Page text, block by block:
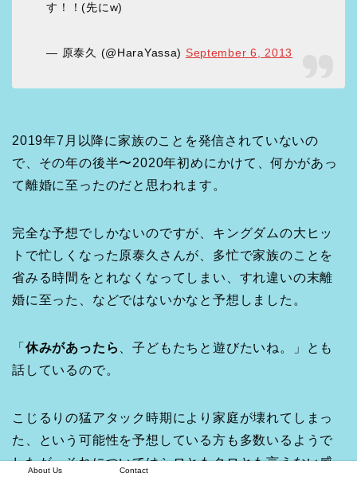
す！！(先にw)
— 原泰久 (@HaraYassa) September 6, 2013
2019年7月以降に家族のことを発信されていないの
で、その年の後半〜2020年初めにかけて、何かがあっ
て離婚に至ったのだと思われます。
完全な予想でしかないのですが、キングダムの大ヒッ
トで忙しくなった原泰久さんが、多忙で家族のことを
省みる時間をとれなくなってしまい、すれ違いの末離
婚に至った、などではないかなと予想しました。
「 休みがあったら
、子どもたちと遊びたいね。」とも
話しているので。
こじるりの猛アタック時期により家庭が壊れてしまっ
た、という可能性を予想している方も多数いるようで
したが、それについてはシロともクロとも言えない感
About Us Contact